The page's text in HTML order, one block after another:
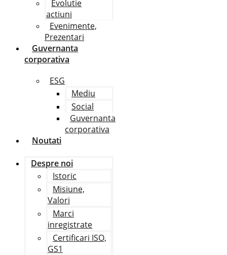
Evolutie
actiuni
Evenimente,
Prezentari
Guvernanta
corporativa
ESG
Mediu
Social
Guvernanta
corporativa
Noutati
Despre noi
Istoric
Misiune,
Valori
Marci
inregistrate
Certificari ISO,
GS1